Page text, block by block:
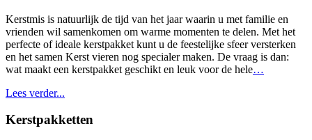
Kerstmis is natuurlijk de tijd van het jaar waarin u met familie en
vrienden wil samenkomen om warme momenten te delen. Met het
perfecte of ideale kerstpakket kunt u de feestelijke sfeer versterken
en het samen Kerst vieren nog specialer maken. De vraag is dan:
wat maakt een kerstpakket geschikt en leuk voor de hele…
Lees verder...
Kerstpakketten